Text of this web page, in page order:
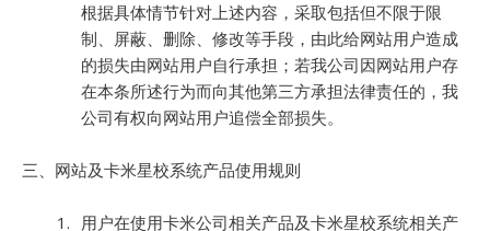
根据具体情节针对上述内容，采取包括但不限于限
制、屏蔽、删除、修改等手段，由此给网站用户造成
的损失由网站用户自行承担；若我公司因网站用户存
在本条所述行为而向其他第三方承担法律责任的，我
公司有权向网站用户追偿全部损失。
三、网站及卡米星校系统产品使用规则
用户在使用卡米公司相关产品及卡米星校系统相关产